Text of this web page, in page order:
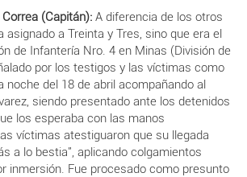
(Capitán): A diferencia de los otros
asignado a Treinta y Tres, sino que era el
de Infantería Nro. 4 en Minas (División de
por los testigos y las víctimas como
noche del 18 de abril acompañando al
siendo presentado ante los detenidos
los esperaba con las manos
víctimas atestiguaron que su llegada
a lo bestia", aplicando colgamientos
inmersión. Fue procesado como presunto